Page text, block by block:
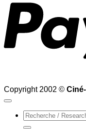
Copyright 2002 ©
Recherche
pour :